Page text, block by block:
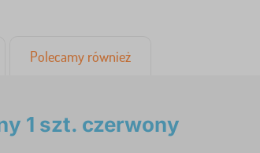
Polecamy również
1 szt. czerwony